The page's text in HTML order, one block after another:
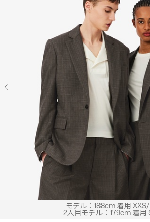
モデル：188cm 着用
2人目モデル：179cm 着用